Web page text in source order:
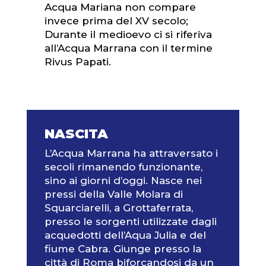
Acqua Mariana non compare
invece prima del XV secolo;
Durante il medioevo ci si riferiva
all’Acqua Marrana con il termine
Rivus Papati.
NASCITA
L’Acqua Marrana ha attraversato i
secoli rimanendo funzionante,
sino ai giorni d’oggi. Nasce nei
pressi della Valle Molara di
Squarciarelli, a Grottaferrata,
presso le sorgenti utilizzate dagli
acquedotti dell’Aqua Julia e del
fiume Cabra. Giunge presso la
città di Roma biforcandosi da un